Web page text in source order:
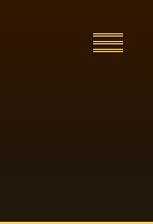
Menu